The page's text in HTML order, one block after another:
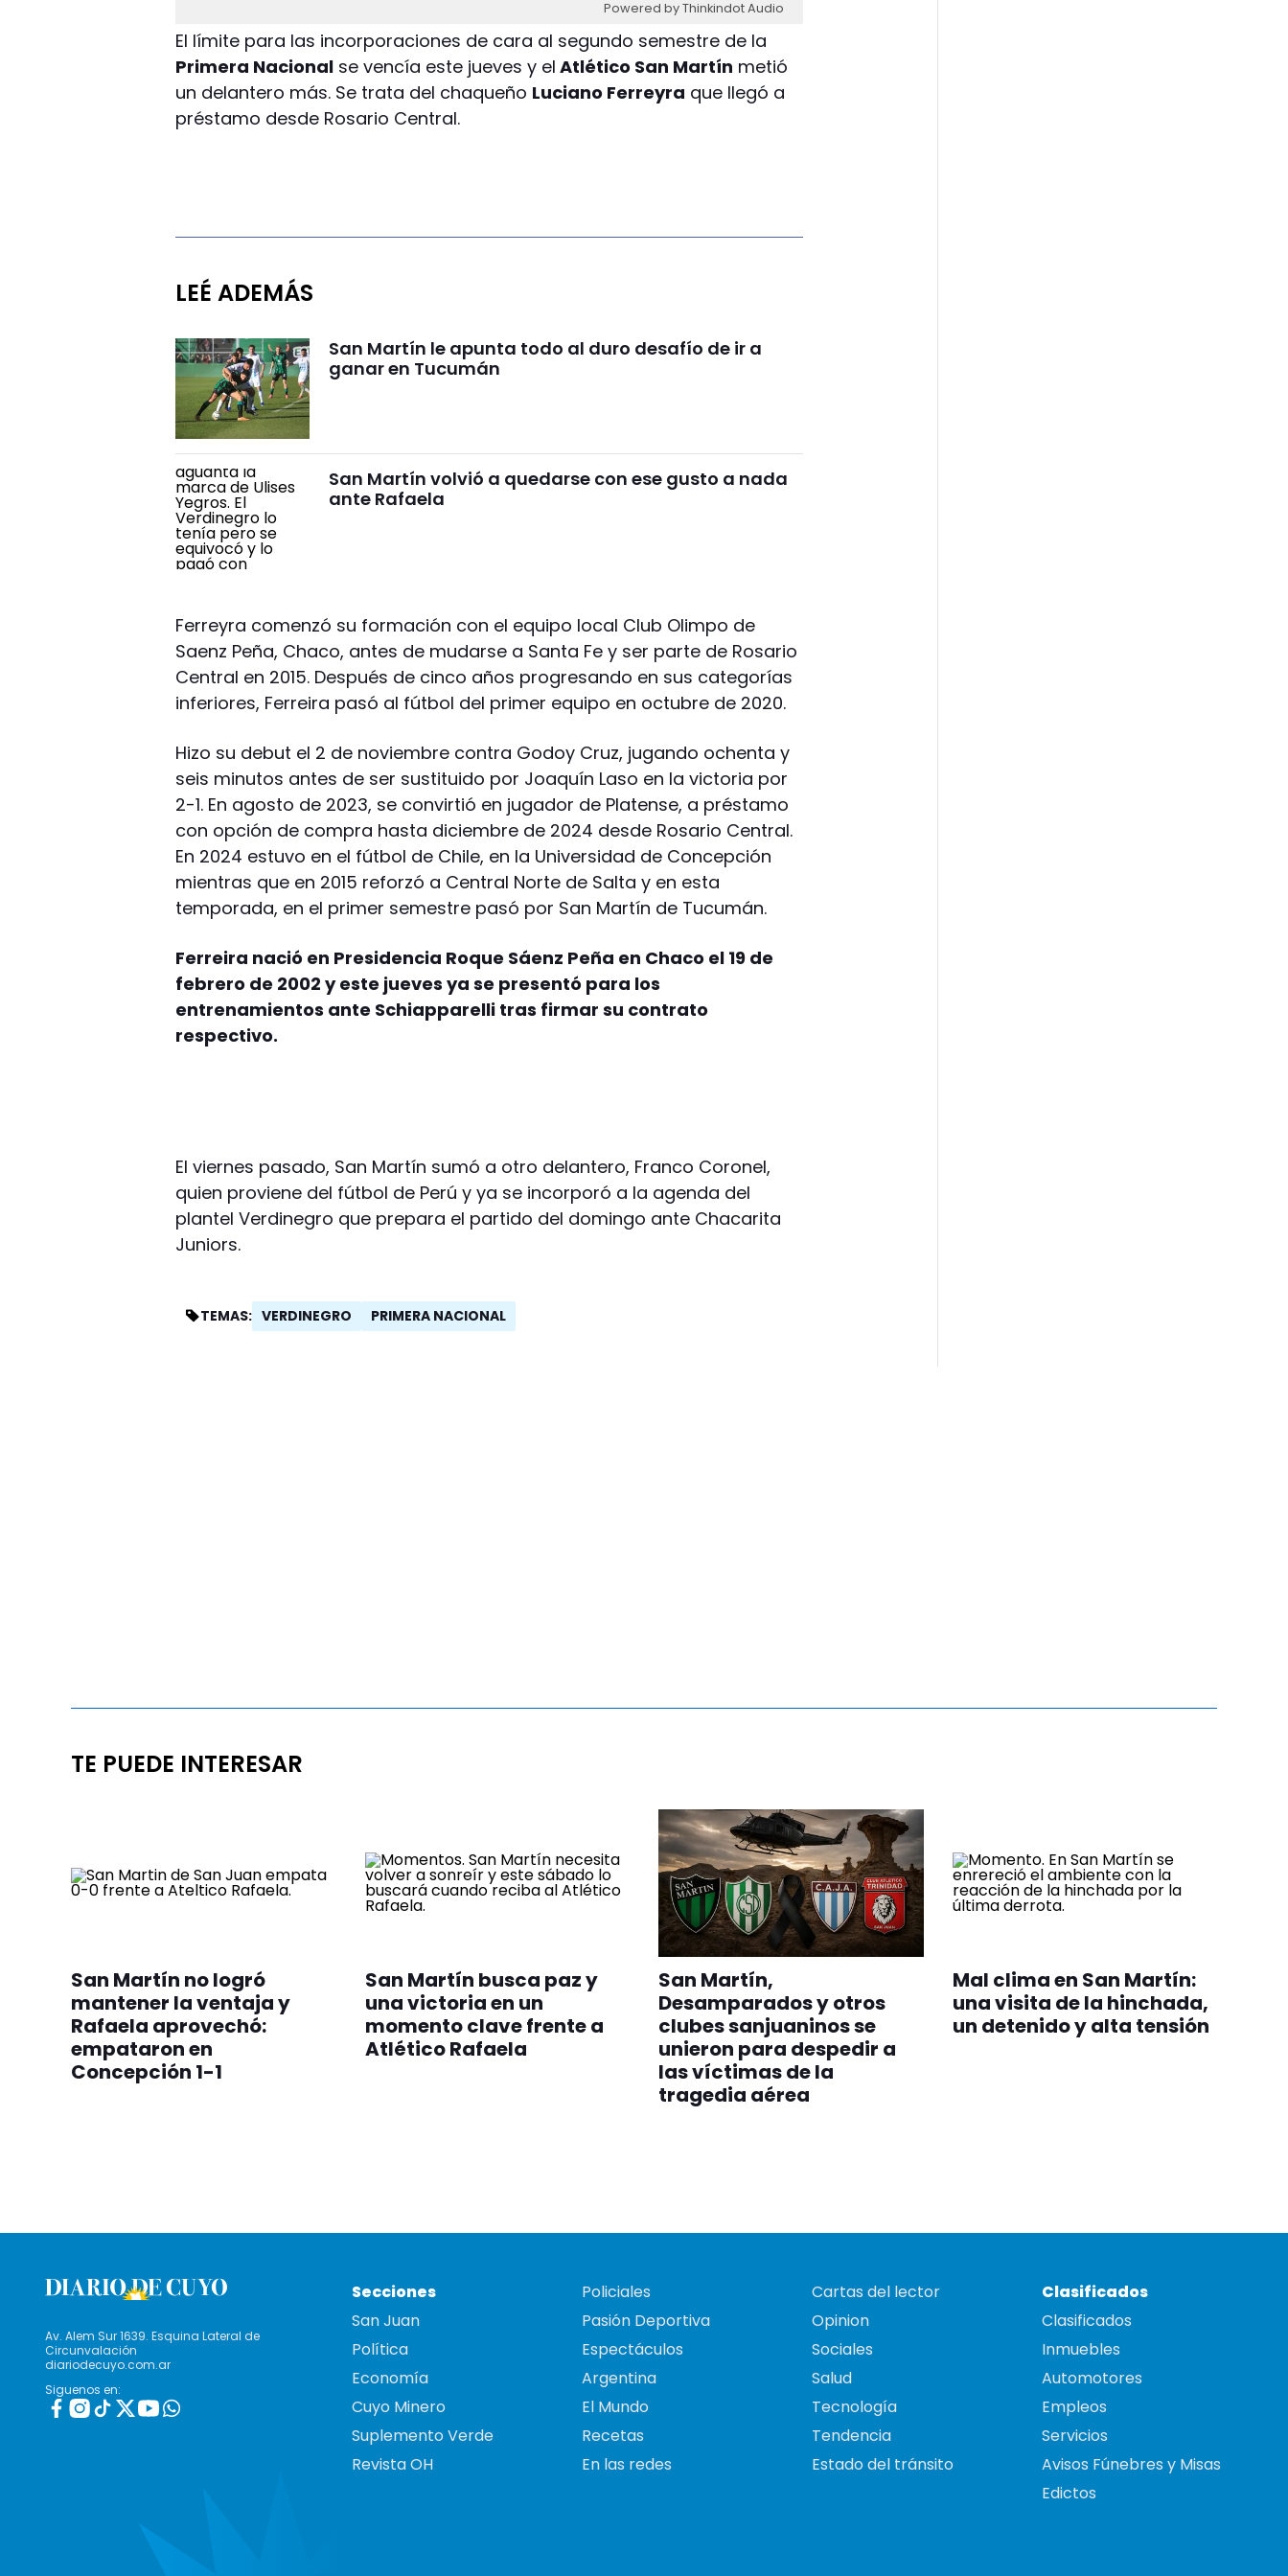
Powered by Thinkindot Audio
El límite para las incorporaciones de cara al segundo semestre de la
Primera Nacional se vencía este jueves y el Atlético San Martín metió
un delantero más. Se trata del chaqueño Luciano Ferreyra que llegó a
préstamo desde Rosario Central.
LEÉ ADEMÁS
San Martín le apunta todo al duro desafío de ir a
ganar en Tucumán
San Martín volvió a quedarse con ese gusto a nada
ante Rafaela
Ferreyra comenzó su formación con el equipo local Club Olimpo de
Saenz Peña, Chaco, antes de mudarse a Santa Fe y ser parte de Rosario
Central en 2015. Después de cinco años progresando en sus categorías
inferiores, Ferreira pasó al fútbol del primer equipo en octubre de 2020.
Hizo su debut el 2 de noviembre contra Godoy Cruz, jugando ochenta y
seis minutos antes de ser sustituido por Joaquín Laso en la victoria por
2-1. En agosto de 2023, se convirtió en jugador de Platense, a préstamo
con opción de compra hasta diciembre de 2024 desde Rosario Central.
En 2024 estuvo en el fútbol de Chile, en la Universidad de Concepción
mientras que en 2015 reforzó a Central Norte de Salta y en esta
temporada, en el primer semestre pasó por San Martín de Tucumán.
Ferreira nació en Presidencia Roque Sáenz Peña en Chaco el 19 de
febrero de 2002 y este jueves ya se presentó para los
entrenamientos ante Schiapparelli tras firmar su contrato
respectivo.
El viernes pasado, San Martín sumó a otro delantero, Franco Coronel,
quien proviene del fútbol de Perú y ya se incorporó a la agenda del
plantel Verdinegro que prepara el partido del domingo ante Chacarita
Juniors.
TEMAS: VERDINEGRO PRIMERA NACIONAL
TE PUEDE INTERESAR
San Martín no logró
mantener la ventaja y
Rafaela aprovechó:
empataron en
Concepción 1-1
San Martín busca paz y
una victoria en un
momento clave frente a
Atlético Rafaela
San Martín,
Desamparados y otros
clubes sanjuaninos se
unieron para despedir a
las víctimas de la
tragedia aérea
Mal clima en San Martín:
una visita de la hinchada,
un detenido y alta tensión
Av. Alem Sur 1639. Esquina Lateral de
Circunvalación
diariodecuyo.com.ar
Siguenos en:
Secciones
San Juan
Política
Economía
Cuyo Minero
Suplemento Verde
Revista OH
Policiales
Pasión Deportiva
Espectáculos
Argentina
El Mundo
Recetas
En las redes
Cartas del lector
Opinion
Sociales
Salud
Tecnología
Tendencia
Estado del tránsito
Clasificados
Clasificados
Inmuebles
Automotores
Empleos
Servicios
Avisos Fúnebres y Misas
Edictos